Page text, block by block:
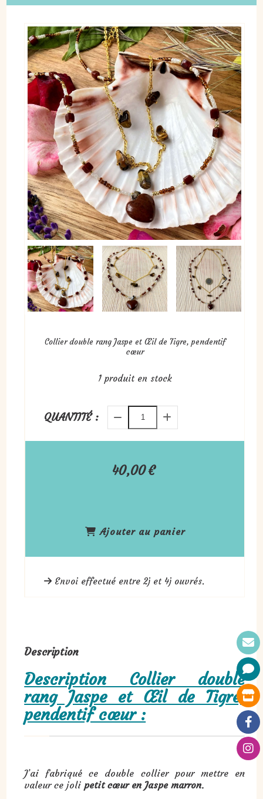
Collier double rang Jaspe et Œil de Tigre, pendentif
cœur
40,00€
1produit en stock
QUANTITÉ :
Ajouter au panier
Envoi effectué entre 2j et 4j ouvrés.
Description
Description Collier double
rang Jaspe et Œil de Tigre,
pendentif cœur :
J’ai fabriqué ce double collier pour mettre en
valeur ce joli petit cœur en Jaspe marron.